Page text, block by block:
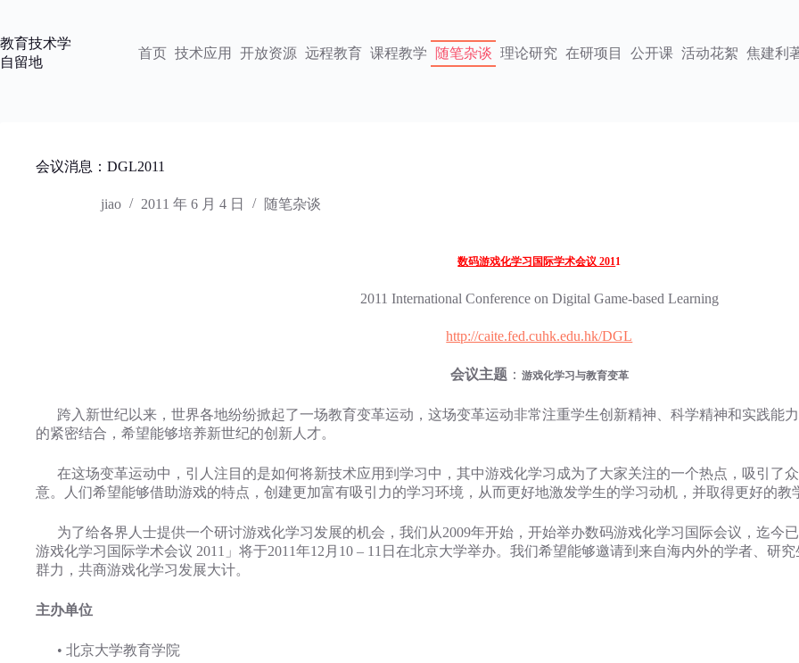
内
容
教育技术学
自留地
首页 技术应用 开放资源 远程教育 课程教学 随笔杂谈 理论研究 在研项目 公开课 活动花絮 焦建利
会议消息：DGL2011
jiao 2011 年 6 月 4 日 随笔杂谈
数码游戏化学习国际学术会议 2011
2011 International Conference on Digital Game-based Learning
http://caite.fed.cuhk.edu.hk/DGL
会议主题： 游戏化学习与教育变革
跨入新世纪以来，世界各地纷纷掀起了一场教育变革运动，这场变革运动非常注重学生创新精神、科学精神和实践能
的紧密结合，希望能够培养新世纪的创新人才。
在这场变革运动中，引人注目的是如何将新技术应用到学习中，其中游戏化学习成为了大家关注的一个热点，吸引了
意。人们希望能够借助游戏的特点，创建更加富有吸引力的学习环境，从而更好地激发学生的学习动机，并取得更好的教
为了给各界人士提供一个研讨游戏化学习发展的机会，我们从2009年开始，开始举办数码游戏化学习国际会议，迄今
游戏化学习国际学术会议 2011」将于2011年12月10 – 11日在北京大学举办。我们希望能够邀请到来自海内外的学者、研
群力，共商游戏化学习发展大计。
主办单位
• 北京大学教育学院